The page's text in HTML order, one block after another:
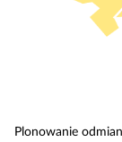
Plonowanie